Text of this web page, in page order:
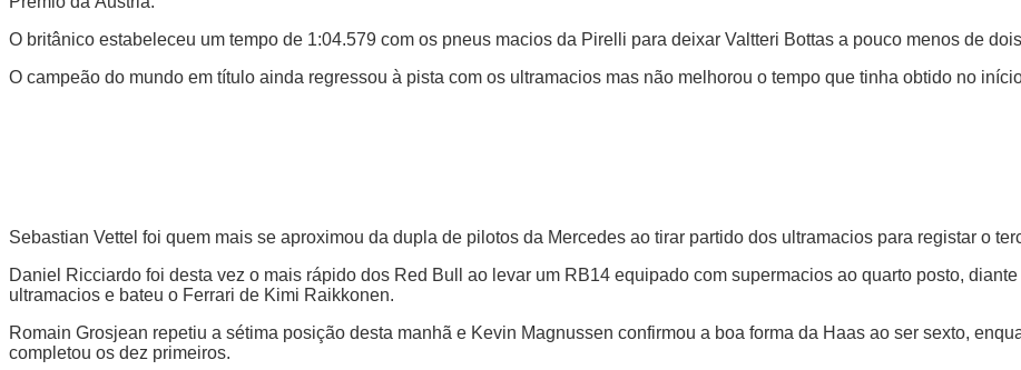
O britânico estabeleceu um tempo de 1:04.579 com os pneus macios da Pirelli para deixar Valtteri Bottas a pouco menos de
O campeão do mundo em título ainda regressou à pista com os ultramacios mas não melhorou o tempo que tinha obtido no
Sebastian Vettel foi quem mais se aproximou da dupla de pilotos da Mercedes ao tirar partido dos ultramacios para registar o
Daniel Ricciardo foi desta vez o mais rápido dos Red Bull ao levar um RB14 equipado com supermacios ao quarto posto,
ultramacios e bateu o Ferrari de Kimi Raikkonen.
Romain Grosjean repetiu a sétima posição desta manhã e Kevin Magnussen confirmou a boa forma da Haas ao ser sexto,
completou os dez primeiros.